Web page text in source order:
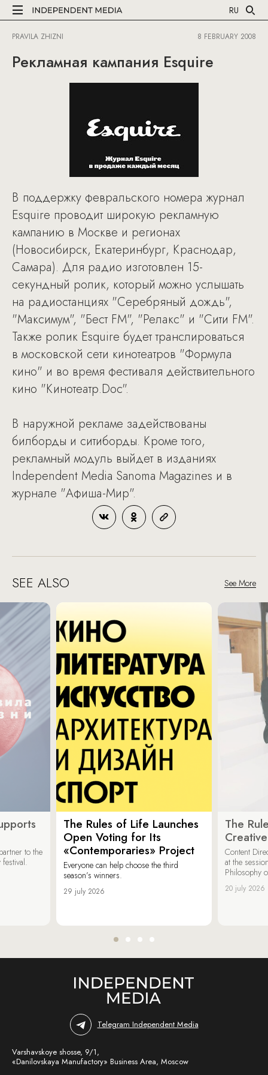
RU
PRAVILA ZHIZNI 8 FEBRUARY 2008
Рекламная кампания Esquire
В поддержку февральского номера журнал
Esquire проводит широкую рекламную
кампанию в Москве и регионах
(Новосибирск, Екатеринбург, Краснодар,
Самара). Для радио изготовлен 15-
секундный ролик, который можно услышать
на радиостанциях "Серебряный дождь",
"Максимум", "Бест FM", "Релакс" и "Сити FM".
Также ролик Esquire будет транслироваться
в московской сети кинотеатров "Формула
кино" и во время фестиваля действительного
кино "Кинотеатр.Doc".
В наружной рекламе задействованы
билборды и ситиборды. Кроме того,
рекламный модуль выйдет в изданиях
Independent Media Sanoma Magazines и в
журнале "Афиша-Мир".
SEE ALSO See More
to the
festival.
The Rules of Life Launches
Open Voting for Its
«Contemporaries» Project
Everyone can help choose the third
season’s winners.
29 july 2026
The
Content
at the
Philosophy
20 july 2026
Telegram Independent Media
Varshavskoye shosse, 9/1,
«Danilovskaya Manufactory» Business Area, Moscow